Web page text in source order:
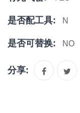
是否配工具: N
是否可替换: NO
分享: